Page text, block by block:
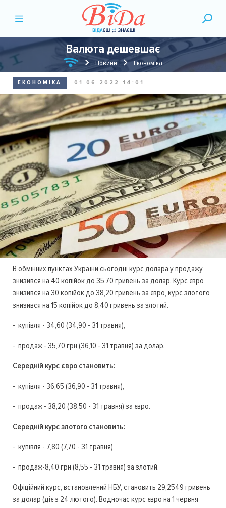
Валюта дешевшає
Новини Економіка
ЕКОНОМІКА 01.06.2022 14:01
В обмінних пунктах України сьогодні курс долара у продажу
знизився на 40 копійок до 35,70 гривень за долар. Курс євро
знизився на 30 копійок до 38,20 гривень за євро, курс злотого
знизився на 15 копійок до 8,40 гривень за злотий.
- купівля - 34,60 (34,90 - 31 травня),
- продаж - 35,70 грн (36,10 - 31 травня) за долар.
Середній курс євро становить:
- купівля - 36,65 (36,90 - 31 травня),
- продаж - 38,20 (38,50 - 31 травня) за євро.
Середній курс злотого становить:
- купівля - 7,80 (7,70 - 31 травня),
- продаж-8,40 грн (8,55 - 31 травня) за злотий.
Офіційний курс, встановлений НБУ, становить 29,2549 гривень
за долар (діє з 24 лютого). Водночас курс євро на 1 червня